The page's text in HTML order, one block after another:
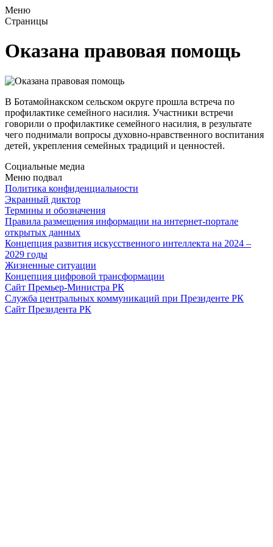
Меню
Страницы
Оказана правовая помощь
В Ботамойнакском сельском округе прошла встреча по
профилактике семейного насилия. Участники встречи
говорили о профилактике семейного насилия, в результате
чего поднимали вопросы духовно-нравственного воспитания
детей, укрепления семейных традиций и ценностей.
Социальные медиа
Меню подвал
Политика конфиденциальности
Экранный диктор
Термины и обозначения
Правила размещения информации на интернет-портале
открытых данных
Концепция развития искусственного интеллекта на 2024 –
2029 годы
Жизненные ситуации
Концепция цифровой трансформации
Сайт Премьер-Министра РК
Служба центральных коммуникаций при Президенте РК
Сайт Президента РК